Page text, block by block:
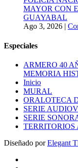
MAYOR CON
GUAYABAL
Ago 3, 2026 |
Especiales
ARMERO 40
MEMORIA
Inicio
MURAL
ORALOTECA
SERIE
SERIE
TERRITORIOS
Diseñado porElegant